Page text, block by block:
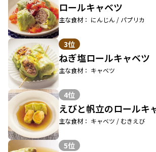
ロールキャベツ
主な食材： にんじん / パプリカ
3位
ねぎ塩ロールキャベツ
主な食材： キャベツ
4位
えびと帆立のロールキ
主な食材： キャベツ / むきえび
5位